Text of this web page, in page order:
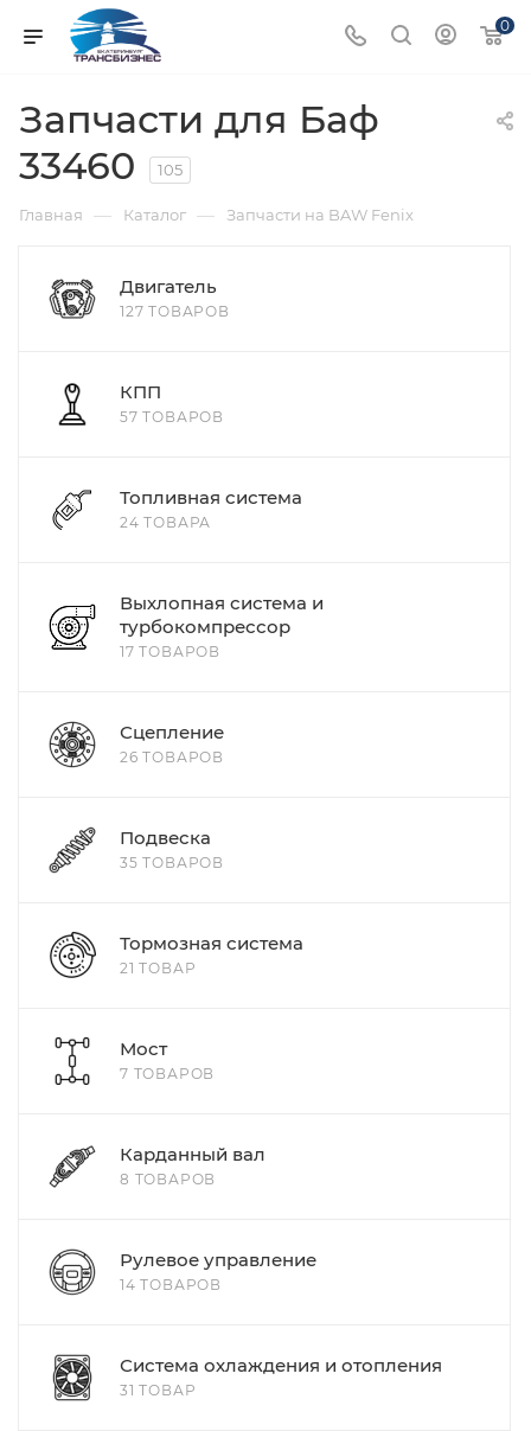
0
Запчасти для Баф
33460
105
Главная — Каталог — Запчасти на BAW Fenix
Двигатель
127 ТОВАРОВ
КПП
57 ТОВАРОВ
Топливная система
24 ТОВАРА
Выхлопная система и
турбокомпрессор
17 ТОВАРОВ
Сцепление
26 ТОВАРОВ
Подвеска
35 ТОВАРОВ
Тормозная система
21 ТОВАР
Мост
7 ТОВАРОВ
Карданный вал
8 ТОВАРОВ
Рулевое управление
14 ТОВАРОВ
Система охлаждения и отопления
31 ТОВАР